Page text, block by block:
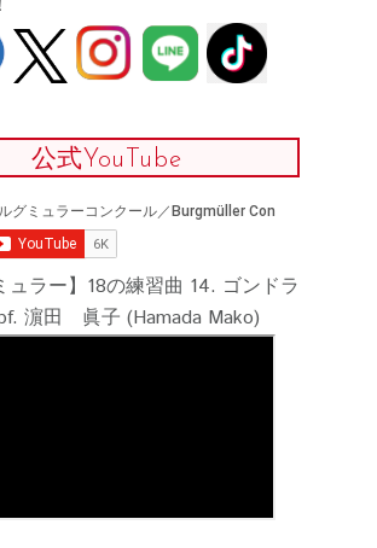
公式YouTube
ュラー】18の練習曲 14. ゴンドラ
濵田 眞子 (Hamada Mako)